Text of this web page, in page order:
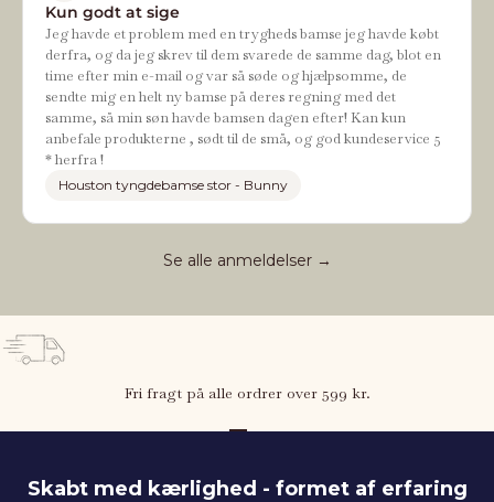
Kun godt at sige
Jeg havde et problem med en trygheds bamse jeg havde købt
derfra, og da jeg skrev til dem svarede de samme dag, blot en
time efter min e-mail og var så søde og hjælpsomme, de
sendte mig en helt ny bamse på deres regning med det
samme, så min søn havde bamsen dagen efter! Kan kun
anbefale produkterne , sødt til de små, og god kundeservice 5
* herfra !
Houston tyngdebamse stor - Bunny
Se alle anmeldelser →
Fri fragt på alle ordrer over 599 kr.
Gå til element 1
Skabt med kærlighed - formet af erfaring